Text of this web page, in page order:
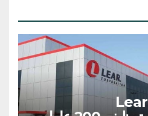
فرص عمل كبرى Lear